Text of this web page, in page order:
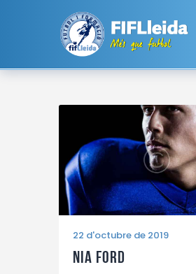
Club
Essencials
Inscripcions
Contacte
22 d'octubre de 2019
Nia Ford